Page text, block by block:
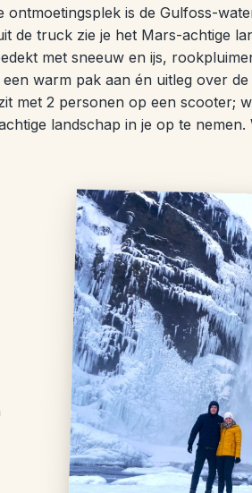
ontmoetingsplek is de Gulfoss-
de truck zie je het Mars-achtige
met sneeuw en ijs,
warm pak aan én uitleg over
met 2 personen op een scooter;
landschap in je op te